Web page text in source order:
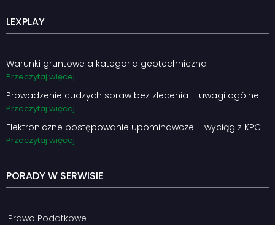
LEXPLAY
Warunki gruntowe a kategoria geotechniczna
Przeczytaj więcej
Prowadzenie cudzych spraw bez zlecenia – uwagi ogólne
Przeczytaj więcej
Elektroniczne postępowanie upominawcze – wyciąg z KPC
Przeczytaj więcej
PORADY W SERWISIE
Prawo Podatkowe